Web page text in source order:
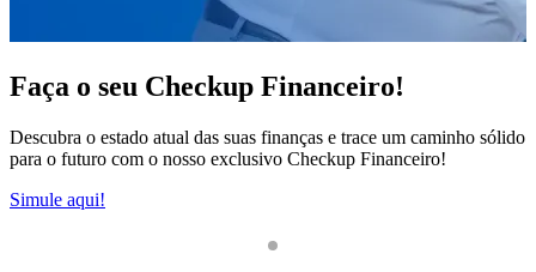
Faça o seu Checkup Financeiro!
Descubra o estado atual das suas finanças e trace um caminho sólido
para o futuro com o nosso exclusivo Checkup Financeiro!
Simule aqui!
12